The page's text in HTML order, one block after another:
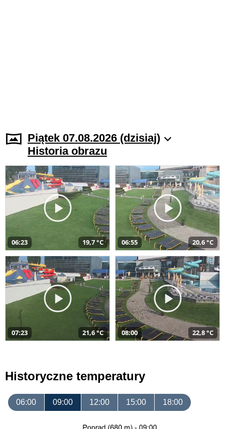
Piątek 07.08.2026 (dzisiaj)
Historia obrazu
06:23 19,7 °C 06:55 20,6 °C
07:23 21,6 °C 08:00 22,8 °C
Historyczne temperatury
06:00 09:00 12:00 15:00 18:00